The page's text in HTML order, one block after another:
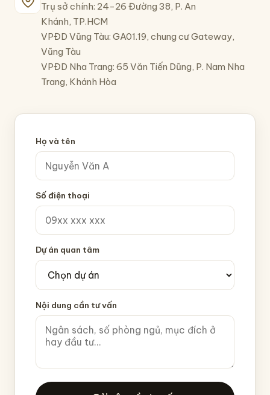
Trụ sở chính: 24-26 Đường 38, P. An
Khánh, TP.HCM
VPĐD Vũng Tàu: GA01.19, chung cư Gateway,
Vũng Tàu
VPĐD Nha Trang: 65 Văn Tiến Dũng, P. Nam Nha
Trang, Khánh Hòa
Họ và tên
Số điện thoại
Dự án quan tâm
Nội dung cần tư vấn